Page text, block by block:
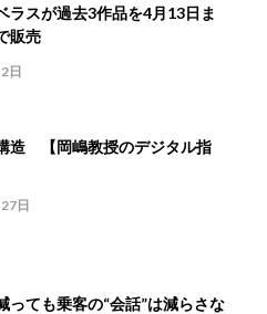
スが過去3作品を4月13日ま
販売
日
造 【岡嶋教授のデジタル指
日
っても乗客の“会話”は減らさな